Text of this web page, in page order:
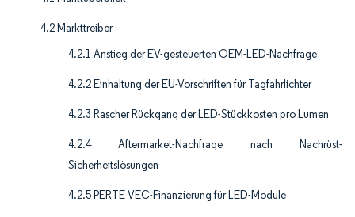
4.2 Markttreiber
4.2.1 Anstieg der EV-gesteuerten OEM-LED-Nachfrage
4.2.2 Einhaltung der EU-Vorschriften für Tagfahrlichter
4.2.3 Rascher Rückgang der LED-Stückkosten pro Lumen
4.2.4 Aftermarket-Nachfrage nach Nachrüst-
Sicherheitslösungen
4.2.5 PERTE VEC-Finanzierung für LED-Module